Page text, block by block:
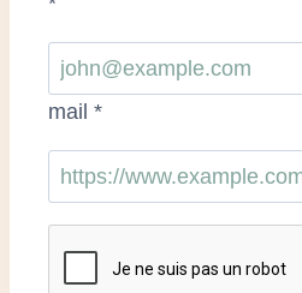
mail *